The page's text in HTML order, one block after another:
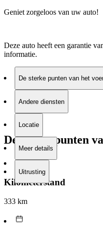
Geniet zorgeloos van uw auto!
Deze auto heeft een garantie
informatie.
De sterke punten van het
Andere diensten
Locatie
Meer details
Uitrusting
De sterke punten
Kilometerstand
333 km